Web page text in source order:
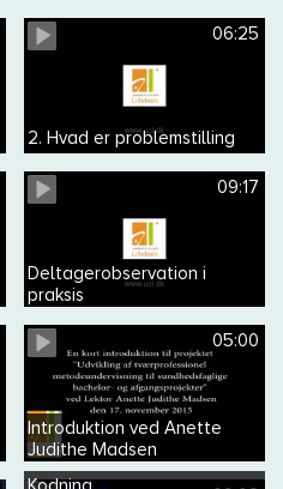
06:25
2. Hvad er problemstilling
09:17
Deltagerobservation i
praksis
05:00
Introduktion ved Anette
Judithe Madsen